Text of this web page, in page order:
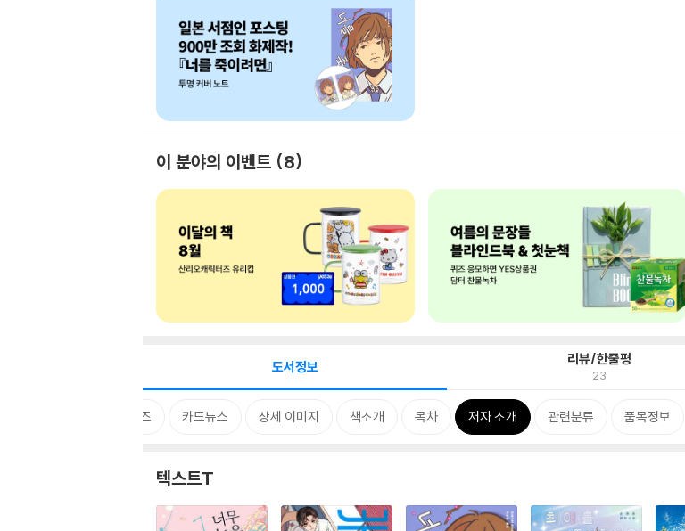
이 분야의 이벤트 8
도서정보 리뷰/한줄평
23
시리즈 카드뉴스 상세 이미지 책소개 목차 저자 소개 관련분류 품목정보
텍스트T